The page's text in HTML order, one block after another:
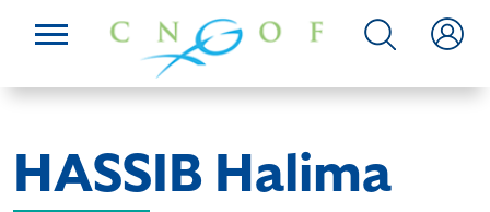
HASSIB Halima